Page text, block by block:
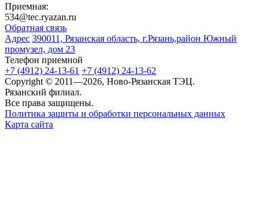
Приемная:
534@tec.ryazan.ru
Обратная связь
Адрес 390011, Рязанская область, г.Рязань,район Южный
промузел, дом 23
Телефон приемной
+7 (4912) 24-13-61 +7 (4912) 24-13-62
Copyright © 2011—2026, Ново-Рязанская ТЭЦ.
Рязанский филиал.
Все права защищены.
Политика защиты и обработки персональных данных
Карта сайта